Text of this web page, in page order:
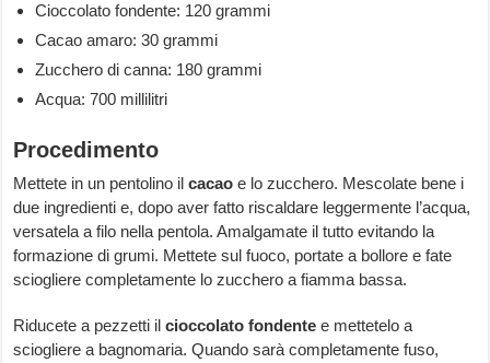
Cioccolato fondente: 120 grammi
Cacao amaro: 30 grammi
Zucchero di canna: 180 grammi
Acqua: 700 millilitri
Procedimento
Mettete in un pentolino ilcacao e lo zucchero. Mescolate bene i
due ingredienti e, dopo aver fatto riscaldare leggermente l’acqua,
versatela a filo nella pentola. Amalgamate il tutto evitando la
formazione di grumi. Mettete sul fuoco, portate a bollore e fate
sciogliere completamente lo zucchero a fiamma bassa.
Riducete a pezzetti ilcioccolato fondente e mettetelo a
sciogliere a bagnomaria. Quando sarà completamente fuso,